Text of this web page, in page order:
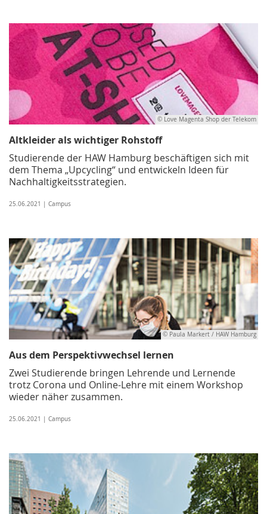
© Love Magenta Shop der Telekom
Altkleider als wichtiger Rohstoff
Studierende der HAW Hamburg beschäftigen sich mit
dem Thema „Upcycling“ und entwickeln Ideen für
Nachhaltigkeitsstrategien.
25.06.2021 | Campus
© Paula Markert / HAW Hamburg
Aus dem Perspektivwechsel lernen
Zwei Studierende bringen Lehrende und Lernende
trotz Corona und Online-Lehre mit einem Workshop
wieder näher zusammen.
25.06.2021 | Campus